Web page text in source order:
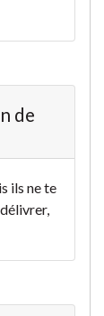
de
ils ne te